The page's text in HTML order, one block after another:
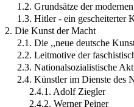
1.2. Grundsätze der
1.3. Hitler - ein gescheiterter
2. Die Kunst der Macht
2.1. Die ,,neue deutsche
2.2. Leitmotive der
2.3. Nationalsozialistische
2.4. Künstler im Dienste des
2.4.1. Adolf Ziegler
2.4.2. Werner Peiner